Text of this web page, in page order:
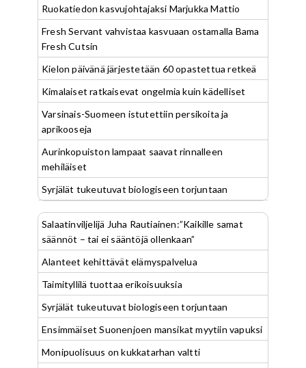
Ruokatiedon kasvujohtajaksi Marjukka Mattio
Fresh Servant vahvistaa kasvuaan ostamalla Bama
Fresh Cutsin
Kielon päivänä järjestetään 60 opastettua retkeä
Kimalaiset ratkaisevat ongelmia kuin kädelliset
Varsinais-Suomeen istutettiin persikoita ja
aprikooseja
Aurinkopuiston lampaat saavat rinnalleen
mehiläiset
Syrjälät tukeutuvat biologiseen torjuntaan
Salaatinviljelijä Juha Rautiainen:”Kaikille samat
säännöt – tai ei sääntöjä ollenkaan”
Alanteet kehittävät elämyspalvelua
Taimityllilä tuottaa erikoisuuksia
Syrjälät tukeutuvat biologiseen torjuntaan
Ensimmäiset Suonenjoen mansikat myytiin vapuksi
Monipuolisuus on kukkatarhan valtti